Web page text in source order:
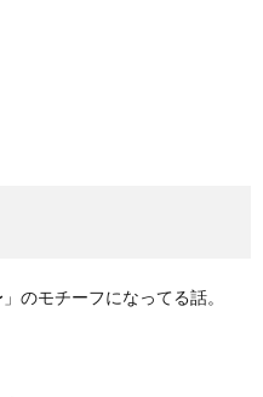
のモチーフになってる話。